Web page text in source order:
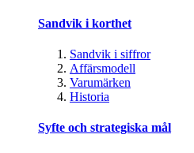
Sandvik i korthet
Sandvik i siffror
Affärsmodell
Varumärken
Historia
Syfte och strategiska mål